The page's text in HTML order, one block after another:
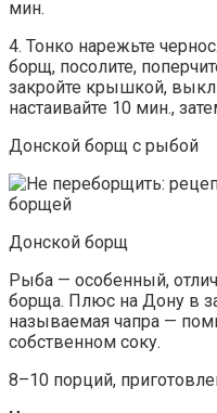
мин.
4. Тонко нарежьте
борщ, посолите,
закройте крышкой,
настаивайте 10 мин.,
Донской борщ с рыбой
Донской борщ
Рыба — особенный,
борща. Плюс на Дону в
называемая чапра —
собственном соку.
8–10 порций,